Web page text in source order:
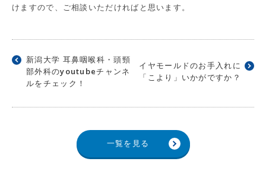
けますので、ご相談いただければと思います。
新潟大学 耳鼻咽喉科・頭頸
部外科のyoutubeチャンネ
ルをチェック！
イヤモールドのお手入れに
「こより」いかがですか？
一覧を見る